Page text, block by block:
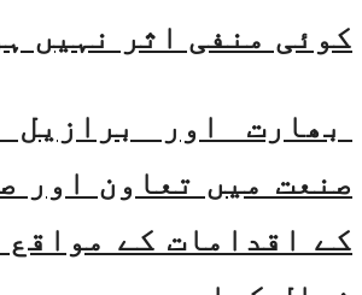
کوئی منفی اثر نہیں
بھارت اور
صنعت میں تعاون اور
کے اقدامات کے مواقع